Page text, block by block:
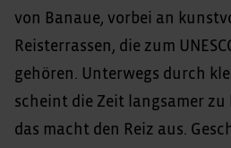
von Banaue, vorbei an
Reisterrassen, die zum
gehören. Unterwegs durch
scheint die Zeit langsamer zu
das macht den Reiz aus.